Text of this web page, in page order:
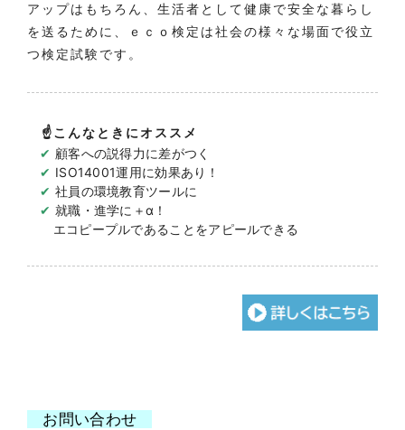
アップはもちろん、生活者として健康で安全な暮らし
を送るために、ｅｃｏ検定は社会の様々な場面で役立
つ検定試験です。
☝こんなときにオススメ
✔ 顧客への説得力に差がつく
✔ ISO14001運用に効果あり！
✔ 社員の環境教育ツールに
✔ 就職・進学に＋α！
エコピープルであることをアピールできる
お問い合わせ